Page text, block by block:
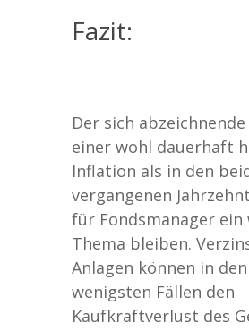
Fazit:
Der sich
einer wohl dauerhaft
Inflation als in den
vergangenen
für Fondsmanager ein
Thema bleiben.
Anlagen können in den
wenigsten Fällen den
Kaufkraftverlust des